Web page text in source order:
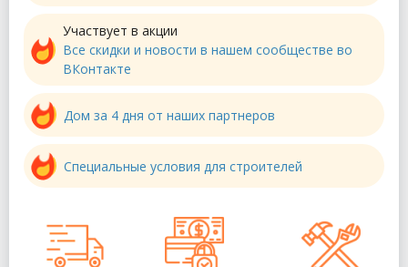
Участвует в акции
Все скидки и новости в нашем сообществе во
ВКонтакте
Дом за 4 дня от наших партнеров
Специальные условия для строителей